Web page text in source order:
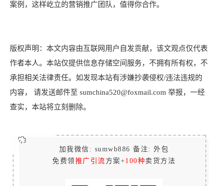
案例，这样屹立的营销推广团队，值得你合作。
版权声明：本文内容由互联网用户自发贡献，该文观点仅代表
作者本人。本站仅提供信息存储空间服务，不拥有所有权，不
承担相关法律责任。如发现本站有涉嫌抄袭侵权/违法违规的
内容， 请发送邮件至 sumchina520@foxmail.com 举报，一经
查实，本站将立刻删除。
加我微信: sumwb886 备注: 外包
免费领 推广引流 方案+100种卖货方法